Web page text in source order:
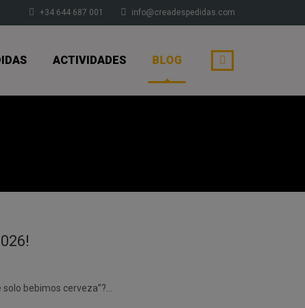
+34 644 687 001 info@creadespedidas.com
ACTIVIDADES BLOG
bebimos cerveza”?…